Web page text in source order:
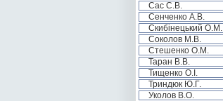
Сас С.В.
Сенченко А.В.
Скибінецький О.М.
Соколов М.В.
Стешенко О.М.
Таран В.В.
Тищенко О.І.
Триндюк Ю.Г.
Уколов В.О.